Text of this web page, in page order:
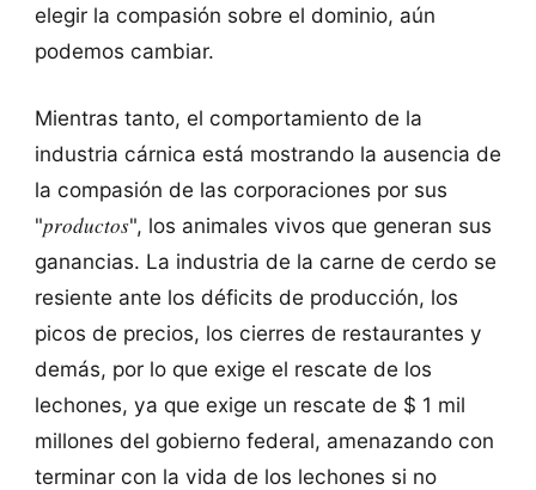
elegir la compasión sobre el dominio, aún
podemos cambiar.
Mientras tanto, el comportamiento de la
industria cárnica está mostrando la ausencia de
la compasión de las corporaciones por sus
"productos", los animales vivos que generan sus
ganancias. La industria de la carne de cerdo se
resiente ante los déficits de producción, los
picos de precios, los cierres de restaurantes y
demás, por lo que exige el rescate de los
lechones, ya que exige un rescate de $ 1 mil
millones del gobierno federal, amenazando con
terminar con la vida de los lechones si no